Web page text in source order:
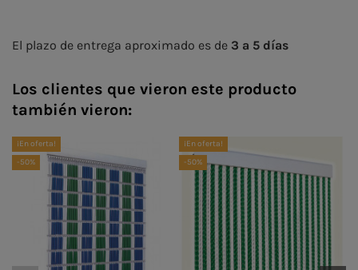
El plazo de entrega aproximado es de 3 a 5 días
Los clientes que vieron este producto
también vieron:
¡En oferta!
-50%
¡En oferta!
-50%